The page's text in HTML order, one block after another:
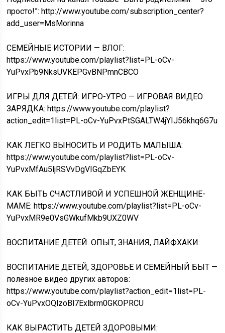
просто!”: http://www.youtube.com/subscription_center?
add_user=MsMorinna
СЕМЕЙНЫЕ ИСТОРИИ — ВЛОГ:
https://www.youtube.com/playlist?list=PL-oCv-
YuPvxPb9NksUVKEPGvBNPmnCBCO
ИГРЫ ДЛЯ ДЕТЕЙ: ИГРО-УТРО — ИГРОВАЯ ВИДЕО
ЗАРЯДКА: https://www.youtube.com/playlist?
action_edit=1list=PL-oCv-YuPvxPtSGALTW4jYIJ56khq6G7u
КАК ЛЕГКО ВЫНОСИТЬ И РОДИТЬ МАЛЫША:
https://www.youtube.com/playlist?list=PL-oCv-
YuPvxMfAu5ljRSVvDgVIGqZbEYK
КАК БЫТЬ СЧАСТЛИВОЙ И УСПЕШНОЙ ЖЕНЩИНЕ-
МАМЕ: https://www.youtube.com/playlist?list=PL-oCv-
YuPvxMR9e0VsGWkufMkb9UXZ0WV
ВОСПИТАНИЕ ДЕТЕЙ. ОПЫТ, ЗНАНИЯ, ЛАЙФХАКИ:
ВОСПИТАНИЕ ДЕТЕЙ, ЗДОРОВЬЕ И СЕМЕЙНЫЙ БЫТ —
полезное видео других авторов:
https://www.youtube.com/playlist?action_edit=1list=PL-
oCv-YuPvxOQlzoBl7Exlbrm0GKOPRCU
КАК ВЫРАСТИТЬ ДЕТЕЙ ЗДОРОВЫМИ: